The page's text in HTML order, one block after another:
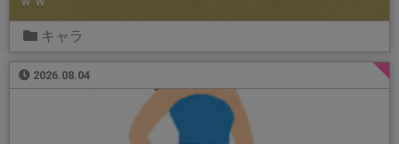
キャラ
2026.08.04